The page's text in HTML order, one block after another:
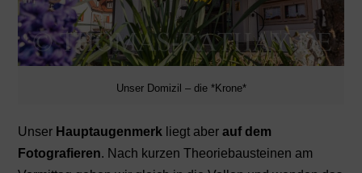
Unser Domizil – die *Krone*
Unser Hauptaugenmerk liegt aber auf dem
Fotografieren. Nach kurzen Theoriebausteinen am